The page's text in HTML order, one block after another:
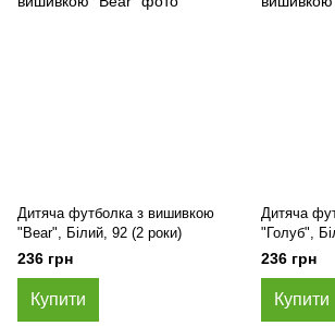
Дитяча футболка з вишивкою
"Bear", Білий, 92 (2 роки)
236 грн
Купити
Дитяча
"Голуб",
236 грн
Купити